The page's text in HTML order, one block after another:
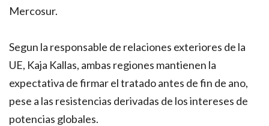
Mercosur.
Segun la responsable de relaciones exteriores de la
UE, Kaja Kallas, ambas regiones mantienen la
expectativa de firmar el tratado antes de fin de ano,
pese a las resistencias derivadas de los intereses de
potencias globales.